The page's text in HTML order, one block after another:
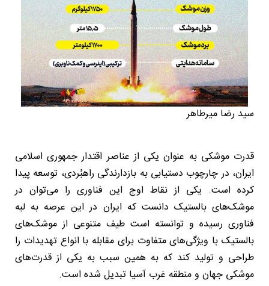
سید رضا میرطاهر
قدرت موشکی به عنوان یکی از عناصر اقتدار جمهوری اسلامی
ایران، در چارچوب دستیابی به بازدارندگی راهبُردی، توسعه پیدا
کرده است. یکی از نقاط اوج این فناوری را می‌توان در
موشک‌های بالستیک دانست که ایران در این عرصه به لبه
فناوری رسیده و توانسته است طیف متنوعی از موشک‌های
بالستیک با ویژگی‌های متفاوت برای مقابله با انواع تهدیدات را
طراحی و تولید کند که به همین سبب به یکی از قدرت‌های
موشکی جهان و منطقه غرب آسیا تبدیل شده است.